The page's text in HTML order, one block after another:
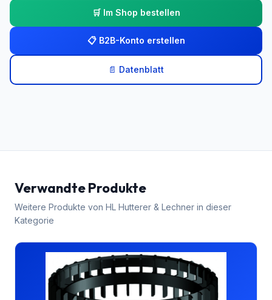
🛒 Im Shop bestellen
📋 B2B-Konto erstellen
📄 Datenblatt
Verwandte Produkte
Weitere Produkte von HL Hutterer & Lechner in dieser
Kategorie